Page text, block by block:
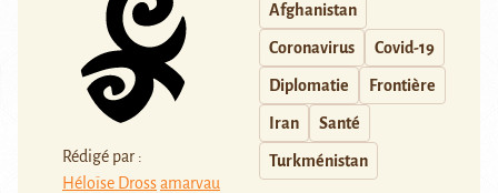
Rédigé par :
Héloïse Drossamarvau
Afghanistan
Coronavirus Covid-19
Diplomatie Frontière
Iran Santé
Turkménistan